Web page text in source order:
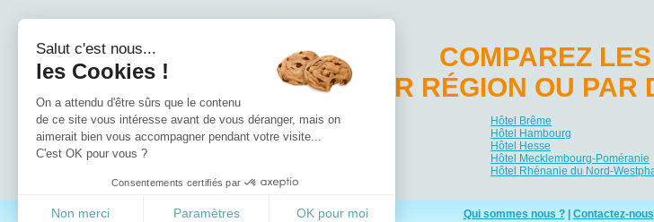
COMPAREZ
PAR RÉGION OU
Hôtel Bade-Wurtemberg
Hôtel Basse-Saxe
Hôtel Brême
Hôtel Hambourg
Hôtel Hesse
Hôtel Mecklembourg-Poméranie
Hôtel Rhénanie du Nord-
Qui sommes nous ?| Contactez-nous
Salut c'est nous...
les Cookies !
On a attendu d'être sûrs que le contenu
de ce site vous intéresse avant de vous déranger, mais on
aimerait bien vous accompagner pendant votre visite...
C'est OK pour vous ?
Consentements certifiés par
Non merci Paramètres OK pour moi